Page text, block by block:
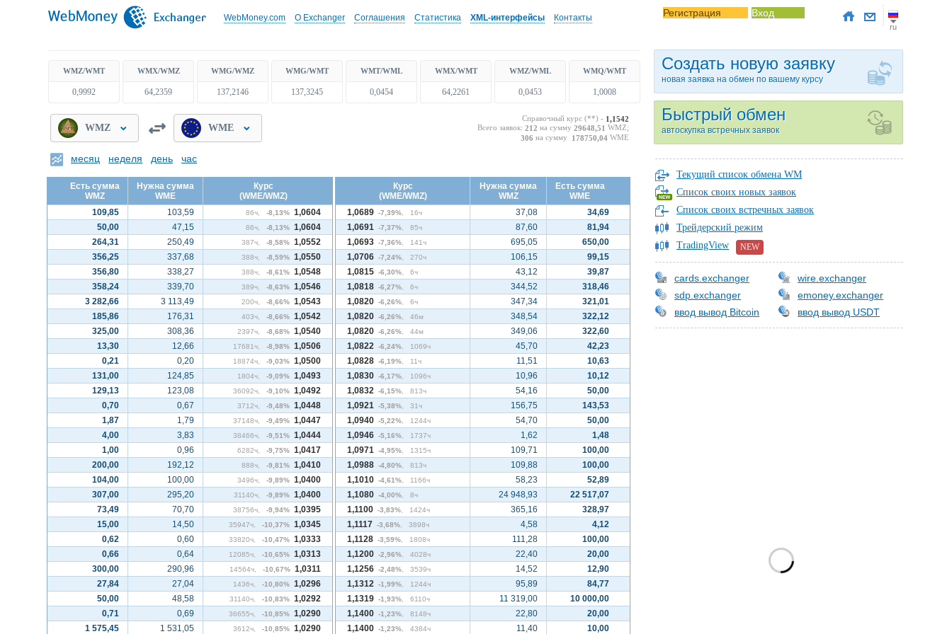
WebMoney.com О Exchanger Соглашения Статистика XML-интерфейсы Контакты
ru
Вход
Регистрация
0,9992 64,2359 137,2146 137,3245 0,0454 64,2261 0,0453 1,0008
Справочный курс (**) - 1,1542
Всего заявок:212 на сумму29648,51 WMZ;
306 на сумму 178750,04 WME
месяц неделя день час
Есть сумма
WMZ
Нужна сумма
WME
Курс
(WME/WMZ)
109,85
103,59 86ч,-8,13% 1,0604
50,00
47,15 86ч,-8,13% 1,0604
264,31
250,49 387ч,-8,58% 1,0552
356,25
337,68 388ч,-8,59% 1,0550
356,80
338,27 388ч,-8,61% 1,0548
358,24
339,70 389ч,-8,63% 1,0546
3 282,66
3 113,49 200ч,-8,66% 1,0543
185,86
176,31 403ч,-8,66% 1,0542
325,00
308,36 2397ч,-8,68% 1,0540
13,30
12,66 17681ч,-8,98% 1,0506
0,21
0,20 18874ч,-9,03% 1,0500
131,00
124,85 1804ч,-9,09% 1,0493
129,13
123,08 36092ч,-9,10% 1,0492
0,70
0,67 3712ч,-9,48% 1,0448
1,87
1,79 37148ч,-9,49% 1,0447
4,00
3,83 38466ч,-9,51% 1,0444
1,00
0,96 6282ч,-9,75% 1,0417
200,00
192,12 888ч,-9,81% 1,0410
104,00
100,00 3496ч,-9,89% 1,0400
307,00
295,20 31140ч,-9,89% 1,0400
73,49
70,70 38756ч,-9,94% 1,0395
15,00
14,50 35947ч,-10,37% 1,0345
0,62
0,60 33820ч,-10,47% 1,0333
0,66
0,64 12085ч,-10,65% 1,0313
300,00
290,96 14564ч,-10,67% 1,0311
27,84
27,04 1436ч,-10,80% 1,0296
50,00
48,58 31140ч,-10,83% 1,0292
0,71
0,69 36655ч,-10,85% 1,0290
1 575,45
1 531,05 3612ч,-10,85% 1,0290
Курс
(WME/WMZ)
Нужна сумма
WMZ
Есть сумма
WME
1,0689 -7,39% , 16ч 37,08
34,69
1,0691 -7,37% , 85ч 87,60
81,94
1,0693 -7,36% , 141ч 695,05
650,00
1,0706 -7,24% , 270ч 106,15
99,15
1,0815 -6,30% , 6ч 43,12
39,87
1,0818 -6,27% , 6ч 344,52
318,46
1,0820 -6,26% , 6ч 347,34
321,01
1,0820 -6,26% , 46м 348,54
322,12
1,0820 -6,26% , 44м 349,06
322,60
1,0822 -6,24% , 1069ч 45,70
42,23
1,0828 -6,19% , 11ч 11,51
10,63
1,0830 -6,17% , 1096ч 10,96
10,12
1,0832 -6,15% , 813ч 54,16
50,00
1,0921 -5,38% , 31ч 156,75
143,53
1,0940 -5,22% , 1244ч 54,70
50,00
1,0946 -5,16% , 1737ч 1,62
1,48
1,0971 -4,95% , 1315ч 109,71
100,00
1,0988 -4,80% , 813ч 109,88
100,00
1,1010 -4,61% , 1166ч 58,23
52,89
1,1080 -4,00% , 8ч 24 948,93
22 517,07
1,1100 -3,83% , 1424ч 365,16
328,97
1,1117 -3,68% , 3898ч 4,58
4,12
1,1128 -3,59% , 1808ч 111,28
100,00
1,1200 -2,96% , 4028ч 22,40
20,00
1,1256 -2,48% , 3539ч 14,52
12,90
1,1312 -1,99% , 1244ч 95,89
84,77
1,1319 -1,93% , 6110ч 11 319,00
10 000,00
1,1400 -1,23% , 8148ч 22,80
20,00
1,1400 -1,23% , 4384ч 11,40
10,00
Создать новую заявку
новая заявка на обмен по вашему курсу
Быстрый обмен
автоскупка встречных заявок
Текущий список обмена WM
Список своих новых заявок
Список своих встречных заявок
Трейдерский режим
TradingView
NEW
cards.exchanger
wire.exchanger
sdp.exchanger
emoney.exchanger
ввод вывод Bitcoin
ввод вывод USDT